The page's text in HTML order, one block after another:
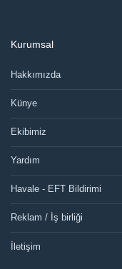
Kurumsal
Hakkımızda
Künye
Ekibimiz
Yardım
Havale - EFT Bildirimi
Reklam / İş birliği
İletişim